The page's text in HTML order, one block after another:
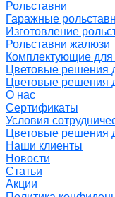
Рольставни
Гаражные
Изготовление
Рольставни жалюзи
Комплектующие для
Цветовые решения
Цветовые решения
О нас
Сертификаты
Условия
Цветовые решения
Наши клиенты
Новости
Статьи
Акции